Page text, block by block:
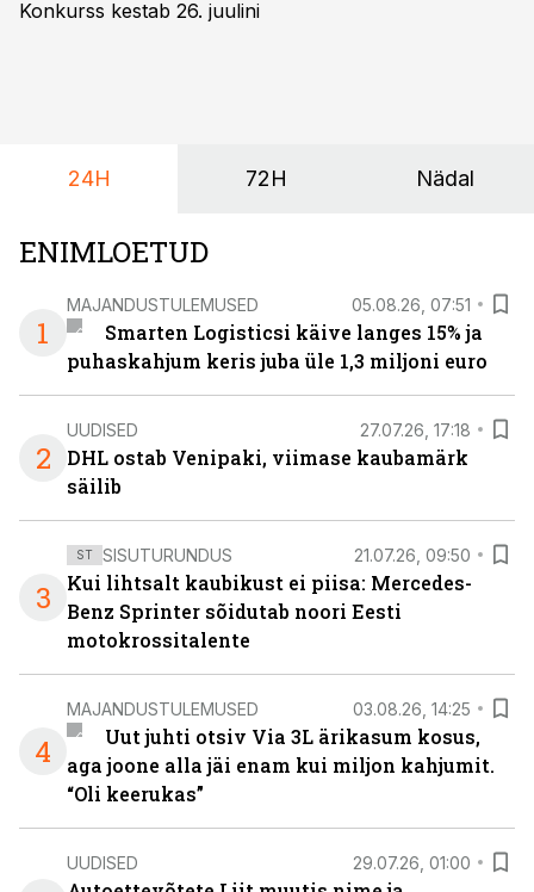
Konkurss kestab 26. juulini
24H 72H Nädal
ENIMLOETUD
1
MAJANDUSTULEMUSED 05.08.26, 07:51
Smarten Logisticsi käive langes 15% ja
puhaskahjum keris juba üle 1,3 miljoni euro
2
UUDISED 27.07.26, 17:18
DHL ostab Venipaki, viimase kaubamärk
säilib
3
ST SISUTURUNDUS 21.07.26, 09:50
Kui lihtsalt kaubikust ei piisa: Mercedes-
Benz Sprinter sõidutab noori Eesti
motokrossitalente
4
MAJANDUSTULEMUSED 03.08.26, 14:25
Uut juhti otsiv Via 3L ärikasum kosus,
aga joone alla jäi enam kui miljon kahjumit.
“Oli keerukas”
UUDISED 29.07.26, 01:00